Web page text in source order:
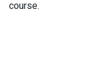
course.